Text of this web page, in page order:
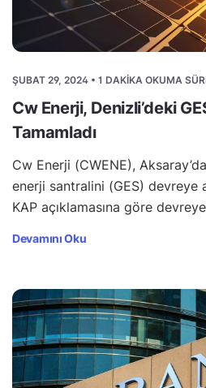
ŞUBAT 29, 2024 • 1 DAKIKA OKUMA
Cw Enerji, Denizli’deki
Tamamladı
Cw Enerji (CWENE),
enerji santralini (GES) devreye
KAP açıklamasına göre
Devamını Oku